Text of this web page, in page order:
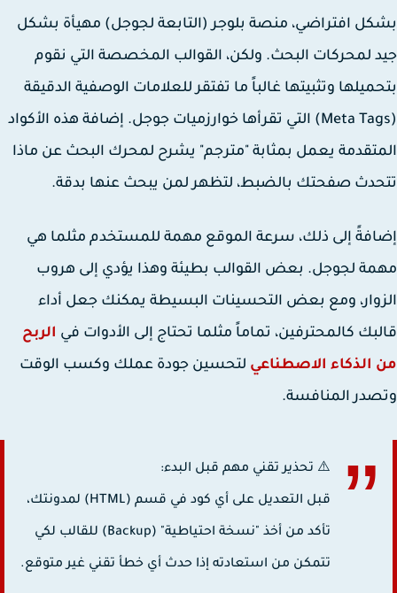
افتراضي، منصة بلوجر (التابعة لجوجل) مهيأة بشكل
لمحركات البحث. ولكن، القوالب المخصصة التي نقوم
وتثبيتها غالباً ما تفتقر للعلامات الوصفية الدقيقة
(Meta Tags) التي تقرأها خوارزميات جوجل. إضافة هذه الأكواد
يعمل بمثابة "مترجم" يشرح لمحرك البحث عن ماذا
صفحتك بالضبط، لتظهر لمن يبحث عنها بدقة.
إلى ذلك، سرعة الموقع مهمة للمستخدم مثلما هي
لجوجل. بعض القوالب بطيئة وهذا يؤدي إلى هروب
ومع بعض التحسينات البسيطة يمكنك جعل أداء
كالمحترفين، تماماً مثلما تحتاج إلى الأدوات فيالربح
الذكاء الاصطناعيلتحسين جودة عملك وكسب الوقت
المنافسة.
⚠️ تحذير تقني مهم قبل البدء:
قبل التعديل على أي كود في قسم (HTML) لمدونتك،
تأكد من أخذ "نسخة احتياطية" (Backup) للقالب لكي
تتمكن من استعادته إذا حدث أي خطأ تقني غير متوقع.